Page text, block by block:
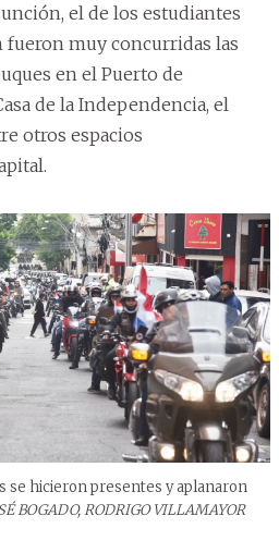
el de los estudiantes
fueron muy concurridas las
en el Puerto de
de la Independencia, el
otros espacios
se hicieron presentes y aplanaron
BOGADO, RODRIGO VILLAMAYOR